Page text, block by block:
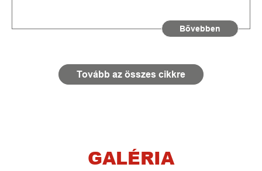
Bővebben
Tovább az összes cikkre
GALÉRIA